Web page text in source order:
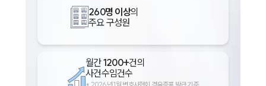
260명 이상의
주요 구성원
월간1200+건의
사건수임건수